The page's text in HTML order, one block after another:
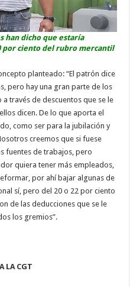
han dicho que estaría
por ciento del rubro mercantil
planteado: “El patrón dice
pero hay una gran parte de los
través de descuentos que se le
dicen. De lo que aporta el
como ser para la jubilación y
creemos que si fuese
fuentes de trabajos, pero
quiera tener más empleados,
por ahí bajar algunas de
sí, pero del 20 o 22 por ciento
de las deducciones que se le
los gremios”.
LA CGT